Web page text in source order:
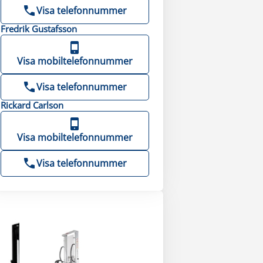
Visa telefonnummer
Fredrik Gustafsson
Visa mobiltelefonnummer
Visa telefonnummer
Rickard Carlson
Visa mobiltelefonnummer
Visa telefonnummer